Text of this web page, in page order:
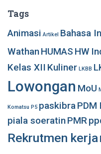
Tags
Animasi Artikel Bahasa
WathanHUMAS HW
Kelas XII Kuliner LKBB
Lowongan MoU
Komatsu P5 paskibraPDM
piala soeratinPMR
Rekrutmen kerja